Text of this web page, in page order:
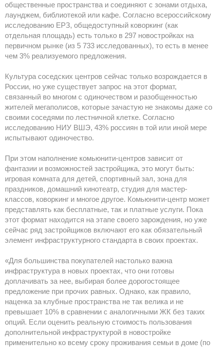
общественные пространства и соединяют с зонами отдыха,
лаунджем, библиотекой или кафе. Согласно всероссийскому
исследованию ЕРЗ, общедоступный коворкинг (как
отдельная площадь) есть только в 297 новостройках на
первичном рынке (из 5 733 исследованных), то есть в менее
чем 3% реализуемого предложения.
Культура соседских центров сейчас только возрождается в
России, но уже существует запрос на этот формат,
связанный во многом с одиночеством и разобщенностью
жителей мегаполисов, которые зачастую не знакомы даже со
своими соседями по лестничной клетке. Согласно
исследованию НИУ ВШЭ, 43% россиян в той или иной мере
испытывают одиночество.
При этом наполнение комьюнити-центров зависит от
фантазии и возможностей застройщика, это могут быть:
игровая комната для детей, спортивный зал, зона для
праздников, домашний кинотеатр, студия для мастер-
классов, коворкинг и многое другое. Комьюнити-центр может
представлять как бесплатные, так и платные услуги. Пока
этот формат находится на этапе своего зарождения, но уже
сейчас ряд застройщиков включают его как обязательный
элемент инфраструктурного стандарта в своих проектах.
«Для большинства покупателей настолько важна
инфраструктура в новых проектах, что они готовы
доплачивать за нее, выбирая более дорогостоящее
предложение при прочих равных. Однако, как правило,
наценка за клубные пространства не так велика и не
превышает 10% в сравнении с аналогичными ЖК без таких
опций. Если оценить реальную стоимость пользования
дополнительной инфраструктурой в новостройке
применительно ко всему сроку проживания семьи в доме (по